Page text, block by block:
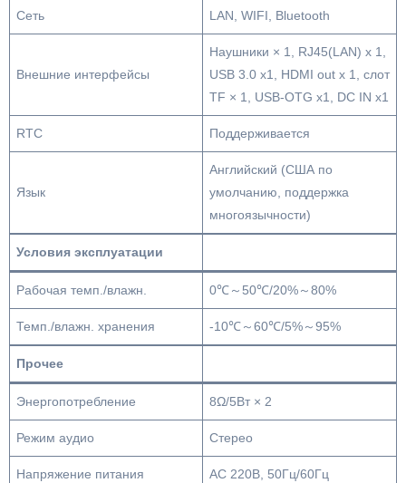
Сеть LAN, WIFI, Bluetooth
Внешние интерфейсы
Наушники × 1, RJ45(LAN) x 1,
USB 3.0 x1, HDMI out x 1, слот
TF × 1, USB-OTG x1, DC IN x1
RTC Поддерживается
Язык
Английский (США по
умолчанию, поддержка
многоязычности)
Условия эксплуатации
Рабочая темп./влажн. 0℃～50℃/20%～80%
Темп./влажн. хранения ‐10℃～60℃/5%～95%
Прочее
Энергопотребление 8Ω/5Вт × 2
Режим аудио Стерео
Напряжение питания AC 220В, 50Гц/60Гц